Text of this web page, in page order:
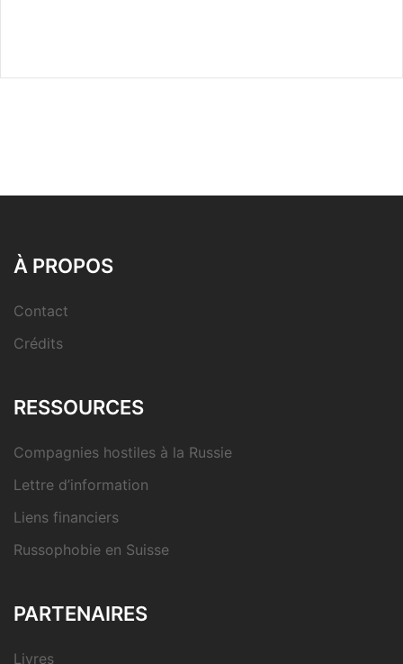
À PROPOS
Contact
Crédits
RESSOURCES
Compagnies hostiles à la Russie
Lettre d’information
Liens financiers
Russophobie en Suisse
PARTENAIRES
Livres